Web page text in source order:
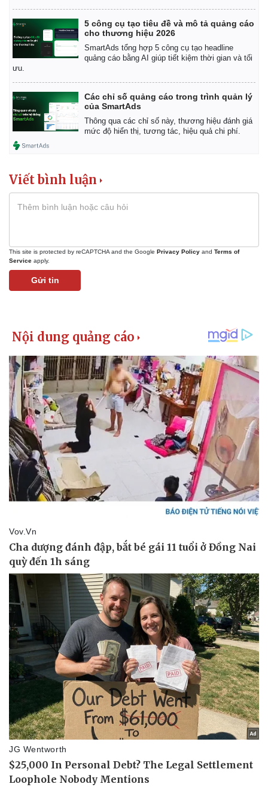
Pháp luật
Vụ án
Tin nóng
Tư vấn luật
Quân sự - Quốc phòng
Vũ khí
Phân tích
5 công cụ tạo tiêu đề và mô tả quảng cáo
cho thương hiệu 2026
SmartAds tổng hợp 5 công cụ tạo headline
quảng cáo bằng AI giúp tiết kiệm thời gian và tối
ưu.
Các chỉ số quảng cáo trong trình quản lý
của SmartAds
Thông qua các chỉ số này, thương hiệu đánh giá
mức độ hiển thị, tương tác, hiệu quả chi phí.
Viết bình luận
This site is protected by reCAPTCHA and the Google Privacy Policy and Terms of
Service apply.
Gửi tin